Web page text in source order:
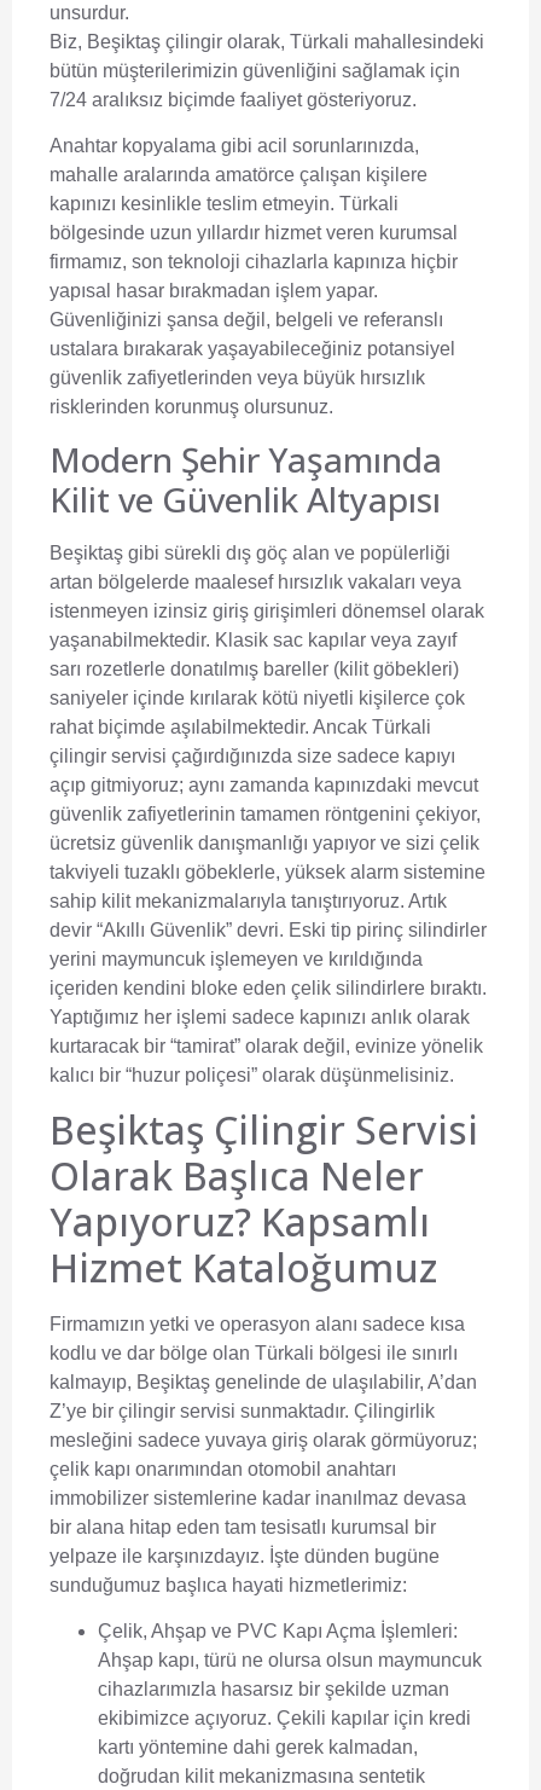
unsurdur.
Biz, Beşiktaş çilingir olarak, Türkali mahallesindeki
bütün müşterilerimizin güvenliğini sağlamak için
7/24 aralıksız biçimde faaliyet gösteriyoruz.
Anahtar kopyalama gibi acil sorunlarınızda,
mahalle aralarında amatörce çalışan kişilere
kapınızı kesinlikle teslim etmeyin. Türkali
bölgesinde uzun yıllardır hizmet veren kurumsal
firmamız, son teknoloji cihazlarla kapınıza hiçbir
yapısal hasar bırakmadan işlem yapar.
Güvenliğinizi şansa değil, belgeli ve referanslı
ustalara bırakarak yaşayabileceğiniz potansiyel
güvenlik zafiyetlerinden veya büyük hırsızlık
risklerinden korunmuş olursunuz.
Modern Şehir Yaşamında
Kilit ve Güvenlik Altyapısı
Beşiktaş gibi sürekli dış göç alan ve popülerliği
artan bölgelerde maalesef hırsızlık vakaları veya
istenmeyen izinsiz giriş girişimleri dönemsel olarak
yaşanabilmektedir. Klasik sac kapılar veya zayıf
sarı rozetlerle donatılmış bareller (kilit göbekleri)
saniyeler içinde kırılarak kötü niyetli kişilerce çok
rahat biçimde aşılabilmektedir. Ancak Türkali
çilingir servisi çağırdığınızda size sadece kapıyı
açıp gitmiyoruz; aynı zamanda kapınızdaki mevcut
güvenlik zafiyetlerinin tamamen röntgenini çekiyor,
ücretsiz güvenlik danışmanlığı yapıyor ve sizi çelik
takviyeli tuzaklı göbeklerle, yüksek alarm sistemine
sahip kilit mekanizmalarıyla tanıştırıyoruz. Artık
devir “Akıllı Güvenlik” devri. Eski tip pirinç silindirler
yerini maymuncuk işlemeyen ve kırıldığında
içeriden kendini bloke eden çelik silindirlere bıraktı.
Yaptığımız her işlemi sadece kapınızı anlık olarak
kurtaracak bir “tamirat” olarak değil, evinize yönelik
kalıcı bir “huzur poliçesi” olarak düşünmelisiniz.
Beşiktaş Çilingir Servisi
Olarak Başlıca Neler
Yapıyoruz? Kapsamlı
Hizmet Kataloğumuz
Firmamızın yetki ve operasyon alanı sadece kısa
kodlu ve dar bölge olan Türkali bölgesi ile sınırlı
kalmayıp, Beşiktaş genelinde de ulaşılabilir, A’dan
Z’ye bir çilingir servisi sunmaktadır. Çilingirlik
mesleğini sadece yuvaya giriş olarak görmüyoruz;
çelik kapı onarımından otomobil anahtarı
immobilizer sistemlerine kadar inanılmaz devasa
bir alana hitap eden tam tesisatlı kurumsal bir
yelpaze ile karşınızdayız. İşte dünden bugüne
sunduğumuz başlıca hayati hizmetlerimiz:
Çelik, Ahşap ve PVC Kapı Açma İşlemleri:
Ahşap kapı, türü ne olursa olsun maymuncuk
cihazlarımızla hasarsız bir şekilde uzman
ekibimizce açıyoruz. Çekili kapılar için kredi
kartı yöntemine dahi gerek kalmadan,
doğrudan kilit mekanizmasına sentetik